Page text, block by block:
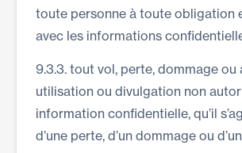
toute personne à toute obligation
avec les informations
9.3.3. tout vol, perte, dommage ou
utilisation ou divulgation non
information confidentielle, qu’il
d’une perte, d’un dommage ou